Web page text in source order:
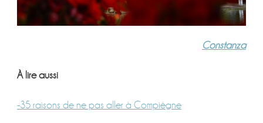
Constanza
À lire aussi
-35 raisons de ne pas aller à Compiègne